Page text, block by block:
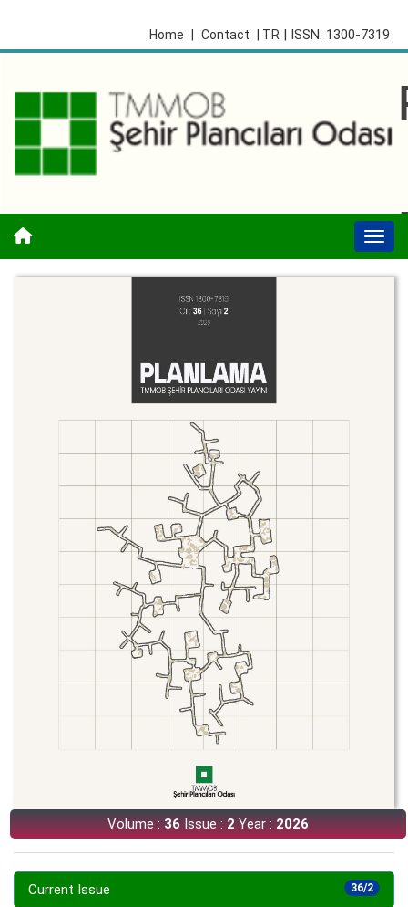
| ISSN: 1300-7319
| TR
Contact
Home
Volume :36Issue :2Year :2026
36/2
Current Issue